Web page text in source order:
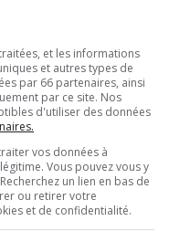
et les informations
et autres types de
par 66 partenaires, ainsi
par ce site. Nos
d'utiliser des données
vos données à
Vous pouvez vous y
un lien en bas de
ou retirer votre
et de confidentialité.